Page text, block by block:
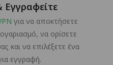
Εγγραφείτε
για να αποκτήσετε
να ορίσετε
και να επιλέξετε ένα
εγγραφή.